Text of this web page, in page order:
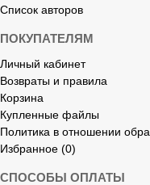
Список авторов
ПОКУПАТЕЛЯМ
Личный кабинет
Возвраты и правила
Корзина
Купленные файлы
Политика в отношении
Избранное (0)
СПОСОБЫ ОПЛАТЫ